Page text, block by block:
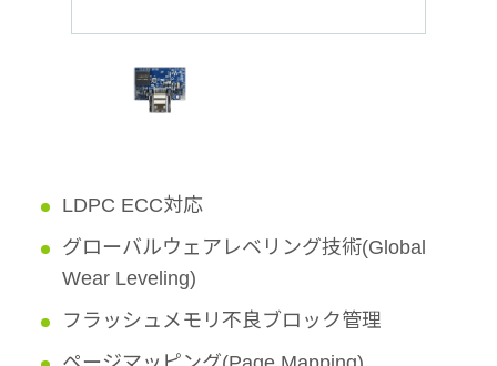
LDPC ECC対応
グローバルウェアレベリング技術(Global
Wear Leveling)
フラッシュメモリ不良ブロック管理